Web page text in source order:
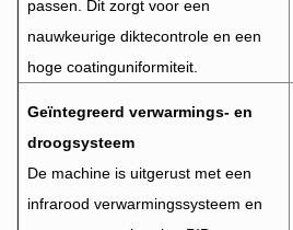
passen. Dit zorgt voor een
nauwkeurige diktecontrole en een
hoge coatinguniformiteit.
Geïntegreerd verwarmings- en
droogsysteem
De machine is uitgerust met een
infrarood verwarmingssysteem en